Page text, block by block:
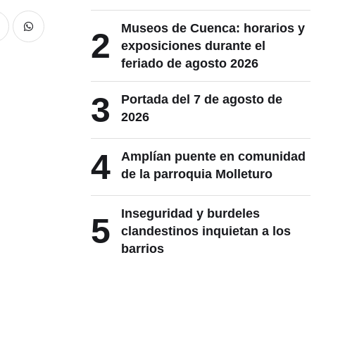
2
Museos de Cuenca: horarios y
exposiciones durante el
feriado de agosto 2026
3
Portada del 7 de agosto de
2026
4
Amplían puente en comunidad
de la parroquia Molleturo
5
Inseguridad y burdeles
clandestinos inquietan a los
barrios